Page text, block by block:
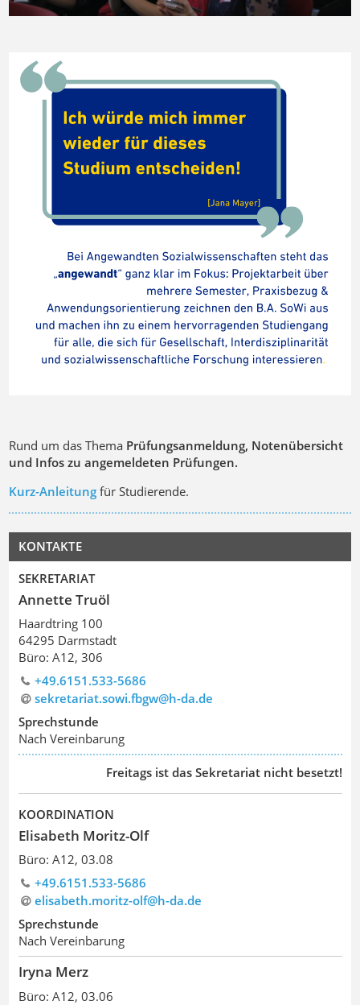
Rund um das Thema Prüfungsanmeldung, Notenübersicht
und Infos zu angemeldeten Prüfungen.
Kurz-Anleitung für Studierende.
KONTAKTE
SEKRETARIAT
Annette Truöl
Haardtring 100
64295 Darmstadt
Büro: A12, 306
+49.6151.533-5686
sekretariat.sowi.fbgw@h-da.de
Sprechstunde
Nach Vereinbarung
Freitags ist das Sekretariat nicht besetzt!
KOORDINATION
Elisabeth Moritz-Olf
Büro: A12, 03.08
+49.6151.533-5686
elisabeth.moritz-olf@h-da.de
Sprechstunde
Nach Vereinbarung
Iryna Merz
Büro: A12, 03.06